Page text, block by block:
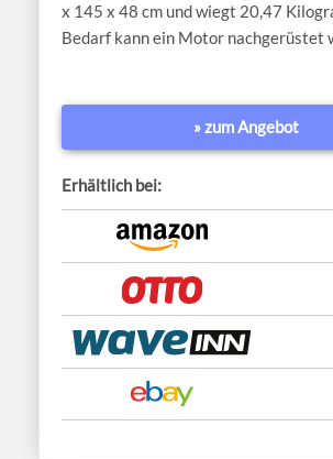
x 145 x 48 cm und wiegt 20,47
Bedarf kann ein Motor nachgerüstet
» zum Angebot
Erhältlich bei: